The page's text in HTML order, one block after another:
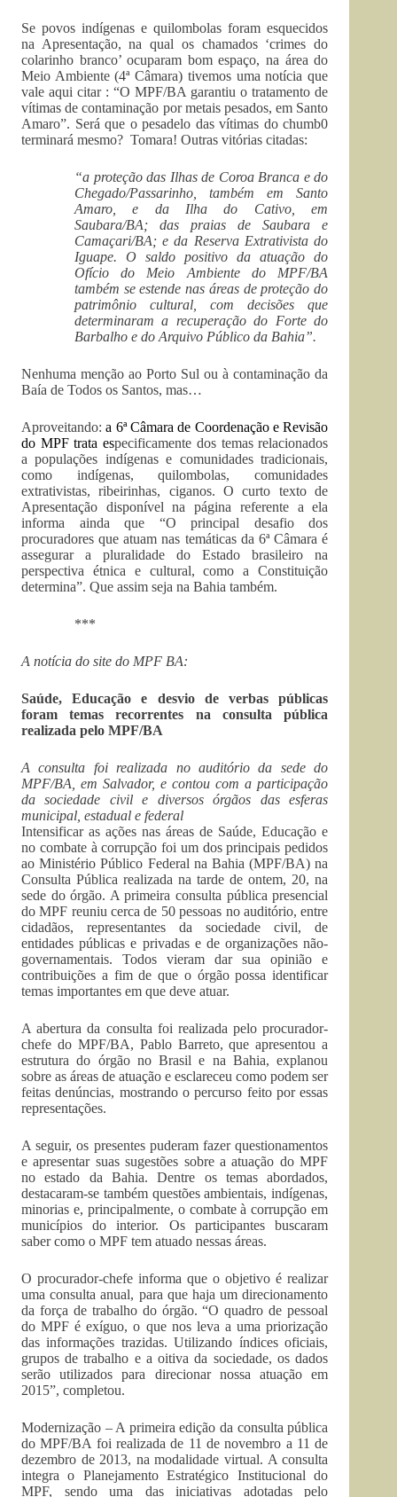
Se povos indígenas e quilombolas foram esquecidos
na Apresentação, na qual os chamados ‘crimes do
colarinho branco’ ocuparam bom espaço, na área do
Meio Ambiente (4ª Câmara) tivemos uma notícia que
vale aqui citar : “O MPF/BA garantiu o tratamento de
vítimas de contaminação por metais pesados, em Santo
Amaro”. Será que o pesadelo das vítimas do chumb0
terminará mesmo? Tomara! Outras vitórias citadas:
“a proteção das Ilhas de Coroa Branca e do
Chegado/Passarinho, também em Santo
Amaro, e da Ilha do Cativo, em
Saubara/BA; das praias de Saubara e
Camaçari/BA; e da Reserva Extrativista do
Iguape. O saldo positivo da atuação do
Ofício do Meio Ambiente do MPF/BA
também se estende nas áreas de proteção do
patrimônio cultural, com decisões que
determinaram a recuperação do Forte do
Barbalho e do Arquivo Público da Bahia”.
Nenhuma menção ao Porto Sul ou à contaminação da
Baía de Todos os Santos, mas…
Aproveitando:a 6ª Câmara de Coordenação e Revisão
do MPFtrata especificamente dos temas relacionados
a populações indígenas e comunidades tradicionais,
como indígenas, quilombolas, comunidades
extrativistas, ribeirinhas, ciganos. O curto texto de
Apresentação disponível na página referente a ela
informa ainda que “O principal desafio dos
procuradores que atuam nas temáticas da 6ª Câmara é
assegurar a pluralidade do Estado brasileiro na
perspectiva étnica e cultural, como a Constituição
determina”. Que assim seja na Bahia também.
***
A notícia do site do MPF BA:
Saúde, Educação e desvio de verbas públicas
foram temas recorrentes na consulta pública
realizada pelo MPF/BA
A consulta foi realizada no auditório da sede do
MPF/BA, em Salvador, e contou com a participação
da sociedade civil e diversos órgãos das esferas
municipal, estadual e federal
Intensificar as ações nas áreas de Saúde, Educação e
no combate à corrupção foi um dos principais pedidos
ao Ministério Público Federal na Bahia (MPF/BA) na
Consulta Pública realizada na tarde de ontem, 20, na
sede do órgão. A primeira consulta pública presencial
do MPF reuniu cerca de 50 pessoas no auditório, entre
cidadãos, representantes da sociedade civil, de
entidades públicas e privadas e de organizações não-
governamentais. Todos vieram dar sua opinião e
contribuições a fim de que o órgão possa identificar
temas importantes em que deve atuar.
A abertura da consulta foi realizada pelo procurador-
chefe do MPF/BA, Pablo Barreto, que apresentou a
estrutura do órgão no Brasil e na Bahia, explanou
sobre as áreas de atuação e esclareceu como podem ser
feitas denúncias, mostrando o percurso feito por essas
representações.
A seguir, os presentes puderam fazer questionamentos
e apresentar suas sugestões sobre a atuação do MPF
no estado da Bahia. Dentre os temas abordados,
destacaram-se também questões ambientais, indígenas,
minorias e, principalmente, o combate à corrupção em
municípios do interior. Os participantes buscaram
saber como o MPF tem atuado nessas áreas.
O procurador-chefe informa que o objetivo é realizar
uma consulta anual, para que haja um direcionamento
da força de trabalho do órgão. “O quadro de pessoal
do MPF é exíguo, o que nos leva a uma priorização
das informações trazidas. Utilizando índices oficiais,
grupos de trabalho e a oitiva da sociedade, os dados
serão utilizados para direcionar nossa atuação em
2015”, completou.
Modernização – A primeira edição da consulta pública
do MPF/BA foi realizada de 11 de novembro a 11 de
dezembro de 2013, na modalidade virtual. A consulta
integra o Planejamento Estratégico Institucional do
MPF, sendo uma das iniciativas adotadas pelo